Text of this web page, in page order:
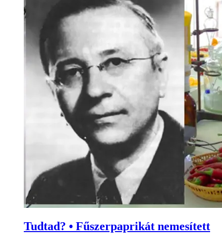
Tudtad? • Fűszerpaprikát nemesített